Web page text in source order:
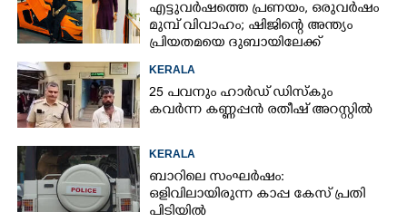
എട്ടുവർഷത്തെ പ്രണയം,​ ഒരുവർഷം
മുമ്പ് വിവാഹം; ഷിജിന്റെ അന്ത്യം
പ്രിയതമയെ ദുബായിലേക്ക്
കൊണ്ടുവരാനുള്ള ഒരുക്കത്തിനിടെ
KERALA
25 പവനും ഹാർഡ് ഡിസ്കും
കവർന്ന കണ്ണപ്പൻ രതീഷ് അറസ്റ്റിൽ
KERALA
ബാറിലെ സംഘർഷം:
ഒളിവിലായിരുന്ന കാപ്പ കേസ് പ്രതി
പിടിയിൽ